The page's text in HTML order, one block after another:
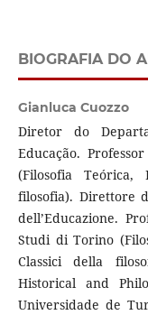
BIOGRAFIA DO
Gianluca Cuozzo
Diretor do
Educação.
(Filosofia Teórica,
filosofia). Direttore
dell’Educazione.
Studi di Torino
Classici della
Historical and
Universidade de